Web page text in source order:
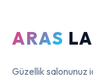
ARAS
Güzellik salonunuz